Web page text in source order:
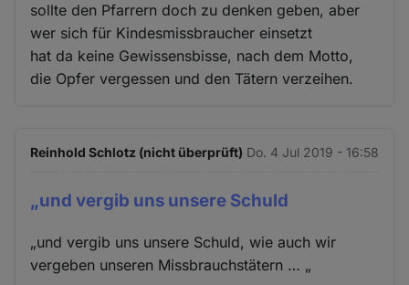
sollte den Pfarrern doch zu denken geben, aber
wer sich für Kindesmissbraucher einsetzt
hat da keine Gewissensbisse, nach dem Motto,
die Opfer vergessen und den Tätern verzeihen.
Reinhold Schlotz (nicht überprüft) Do. 4 Jul 2019 - 16:58
„und vergib uns unsere Schuld
„und vergib uns unsere Schuld, wie auch wir
vergeben unseren Missbrauchstätern … „